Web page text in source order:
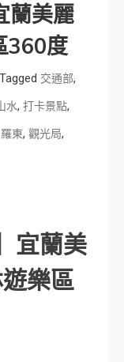
蘭美麗
360度
Tagged 交通部,
水, 打卡景點,
羅東, 觀光局,
宜蘭美
樂區